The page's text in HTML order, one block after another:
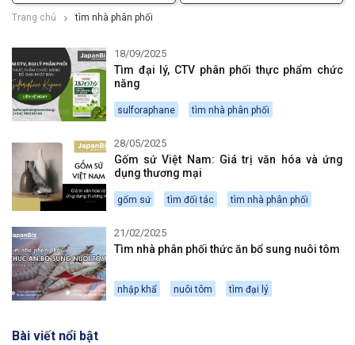
Trang chủ tìm nhà phân phối
18/09/2025
Tìm đại lý, CTV phân phối thực phẩm chức
năng
sulforaphane tìm nhà phân phối
28/05/2025
Gốm sứ Việt Nam: Giá trị văn hóa và ứng
dụng thương mại
gốm sứ tìm đối tác tìm nhà phân phối
21/02/2025
Tìm nhà phân phối thức ăn bổ sung nuôi tôm
nhập khẩ nuôi tôm tìm đại lý
Bài viết nổi bật